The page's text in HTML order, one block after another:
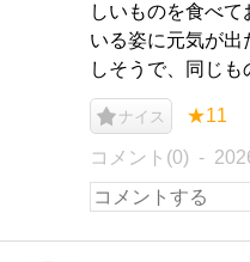
しいものを食べ
いる姿に元気が出
しそうで、同じも
ナイス ★11
コメント(0)